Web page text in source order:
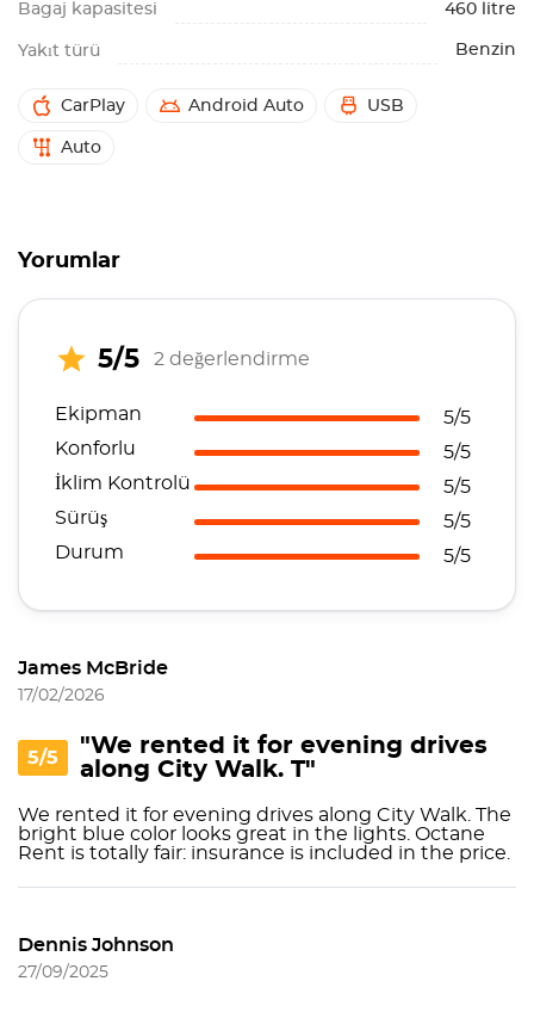
Bagaj kapasitesi 460 litre
Yakıt türü Benzin
CarPlay Android Auto USB
Auto
Yorumlar
5/5 2 değerlendirme
Ekipman
5/5
Konforlu
5/5
İklim Kontrolü
5/5
Sürüş
5/5
Durum
5/5
James McBride
17/02/2026
5/5
"We rented it for evening drives
along City Walk. T"
We rented it for evening drives along City Walk. The
bright blue color looks great in the lights. Octane
Rent is totally fair: insurance is included in the price.
Dennis Johnson
27/09/2025